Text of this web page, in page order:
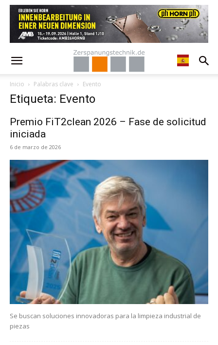
Inicio Palabras clave Evento
Etiqueta: Evento
Premio FiT2clean 2026 – Fase de solicitud
iniciada
6 de marzo de 2026
Se buscan soluciones innovadoras para la limpieza industrial de
piezas